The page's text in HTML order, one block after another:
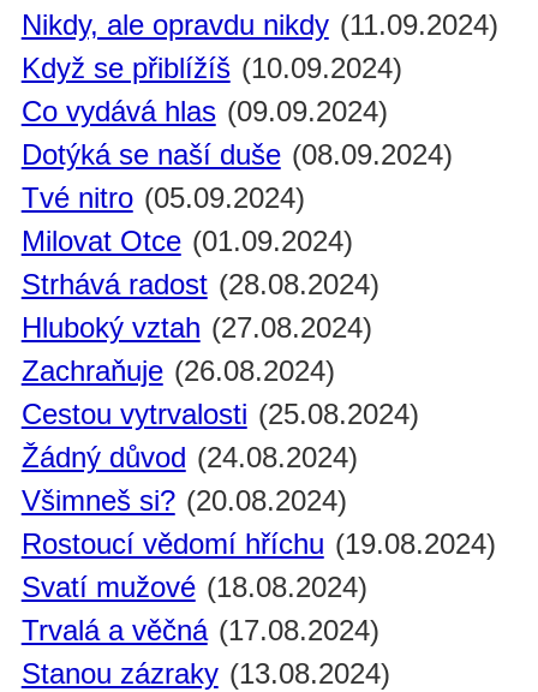
Nikdy, ale opravdu nikdy (11.09.2024)
Když se přiblížíš (10.09.2024)
Co vydává hlas (09.09.2024)
Dotýká se naší duše (08.09.2024)
Tvé nitro (05.09.2024)
Milovat Otce (01.09.2024)
Strhává radost (28.08.2024)
Hluboký vztah (27.08.2024)
Zachraňuje (26.08.2024)
Cestou vytrvalosti (25.08.2024)
Žádný důvod (24.08.2024)
Všimneš si? (20.08.2024)
Rostoucí vědomí hříchu (19.08.2024)
Svatí mužové (18.08.2024)
Trvalá a věčná (17.08.2024)
Stanou zázraky (13.08.2024)